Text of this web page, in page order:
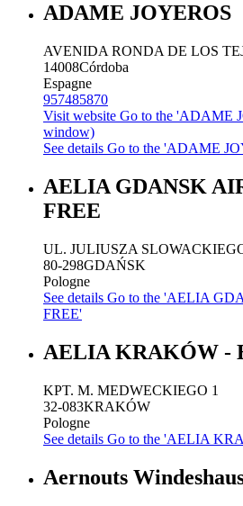
ADAME JOYEROS
AVENIDA RONDA DE LOS
14008Córdoba
Espagne
957485870
Visit website Go to the 'ADAME
window)
See details Go to the 'ADAME
AELIA GDANSK
FREE
UL. JULIUSZA
80-298GDAŃSK
Pologne
See details Go to the 'AELIA
FREE'
AELIA KRAKÓW -
KPT. M. MEDWECKIEGO 1
32-083KRAKÓW
Pologne
See details Go to the 'AELIA
Aernouts